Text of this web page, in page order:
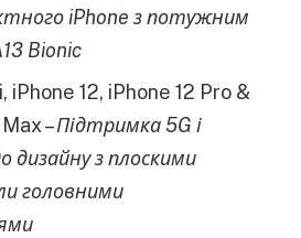
iPhone з потужним
Bionic
iPhone 12, iPhone 12 Pro &
–Підтримка 5G і
дизайну з плоскими
головними